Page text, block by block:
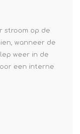
stroom op de
wanneer de
weer in de
een interne